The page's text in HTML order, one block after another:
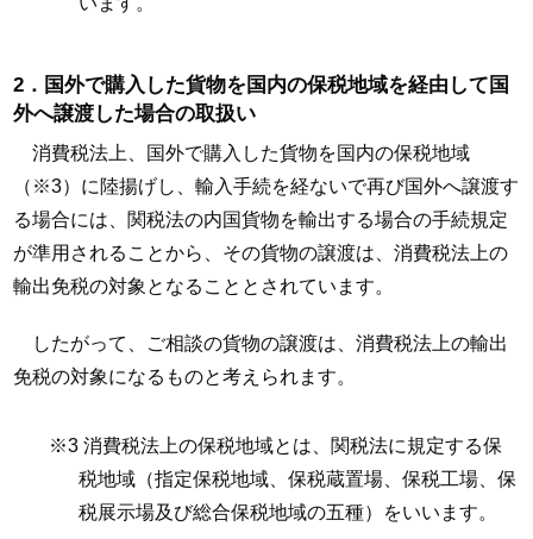
2．国外で購入した貨物を国内の保税地域を経由して国
外へ譲渡した場合の取扱い
消費税法上、国外で購入した貨物を国内の保税地域
（※3）に陸揚げし、輸入手続を経ないで再び国外へ譲渡す
る場合には、関税法の内国貨物を輸出する場合の手続規定
が準用されることから、その貨物の譲渡は、消費税法上の
輸出免税の対象となることとされています。
したがって、ご相談の貨物の譲渡は、消費税法上の輸出
免税の対象になるものと考えられます。
※3 消費税法上の保税地域とは、関税法に規定する保
税地域（指定保税地域、保税蔵置場、保税工場、保
税展示場及び総合保税地域の五種）をいいます。